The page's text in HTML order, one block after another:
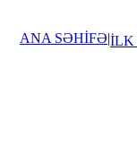
ANA SƏHİFƏ|İLK